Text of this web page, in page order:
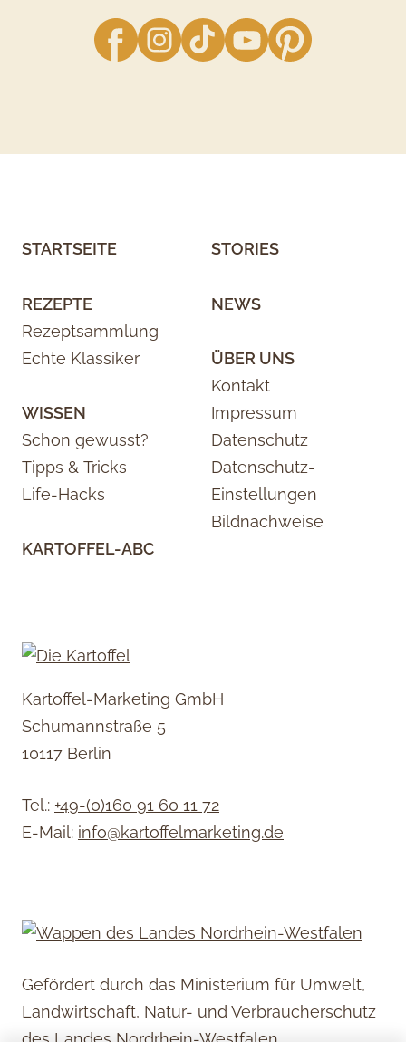
facebookInstagram
TikTok YouTube
STARTSEITE
REZEPTE
Rezeptsammlung
Echte Klassiker
WISSEN
Schon gewusst?
Tipps & Tricks
Life-Hacks
KARTOFFEL-ABC
STORIES
NEWS
ÜBER UNS
Kontakt
Impressum
Datenschutz
Datenschutz-
Einstellungen
Bildnachweise
Kartoffel-Marketing GmbH
Schumannstraße 5
10117 Berlin
Tel.: +49-(0)160 91 60 11 72
E-Mail: info@kartoffelmarketing.de
Gefördert durch das Ministerium für Umwelt,
Landwirtschaft, Natur- und Verbraucherschutz